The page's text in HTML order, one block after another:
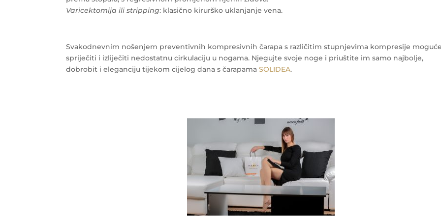
Varicektomija ili stripping: klasično kirurško uklanjanje vena.
Svakodnevnim nošenjem preventivnih kompresivnih čarapa s različitim stupnjevima kompresije
spriječiti i izliječiti nedostatnu cirkulaciju u nogama. Njegujte svoje noge i priuštite im samo najbolje,
dobrobit i eleganciju tijekom cijelog dana s čarapamaSOLIDEA.